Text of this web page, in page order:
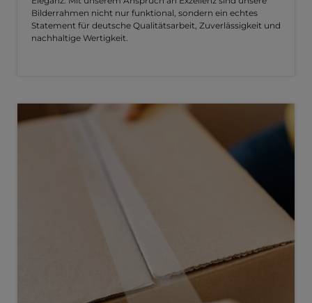
Bilderrahmen nicht nur funktional, sondern ein echtes
Statement für deutsche Qualitätsarbeit, Zuverlässigkeit und
nachhaltige Wertigkeit.